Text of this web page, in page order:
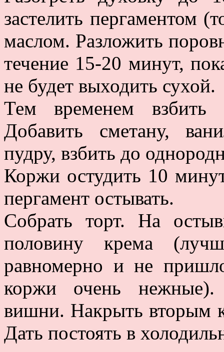
застелить пергаментом
маслом. Разложить
течение 15-20 минут,
не будет выходить сухой.
Тем временем взбить
Добавить сметану,
пудру, взбить до
Коржи остудить 10
пергамент остывать.
Собрать торт. На
половину крема
равномерно и не
коржи очень нежные).
вишни. Накрыть вторым
Дать постоять в